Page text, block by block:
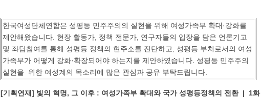
한국여성단체연합은 성평등 민주주의의 실현을 위해 여성가족부 확대·강화를
제안해왔습니다. 현장 활동가, 정책 전문가, 연구자들의 입장을 담은 언론기고
및 좌담참여를 통해 성평등 정책의 현주소를 진단하고, 성평등 부처로서의 여성
가족부가 어떻게 강화·확장되어야 하는지를 제안하였습니다. 성평등 민주주의
실현을 위한 여성계의 목소리에 많은 관심과 공유 부탁드립니다.
[기획연재] 빛의 혁명, 그 이후 : 여성가족부 확대와 국가 성평등정책의 전환 | 1화